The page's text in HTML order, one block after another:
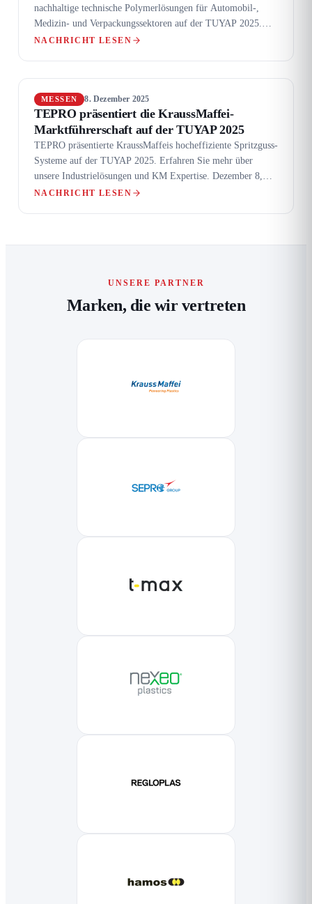
nachhaltige technische Polymerlösungen für Automobil-,
Medizin- und Verpackungssektoren auf der TUYAP 2025.
Dezember 8, 2025…
NACHRICHT LESEN
MESSEN 8. Dezember 2025
TEPRO präsentiert die KraussMaffei-
Marktführerschaft auf der TUYAP 2025
TEPRO präsentierte KraussMaffeis hocheffiziente Spritzguss-
Systeme auf der TUYAP 2025. Erfahren Sie mehr über
unsere Industrielösungen und KM Expertise. Dezember 8,
2025 Messen…
NACHRICHT LESEN
UNSERE PARTNER
Marken, die wir vertreten